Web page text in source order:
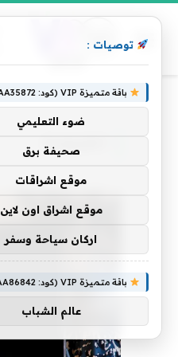
الرئيسية » تلفزيونية
تلفزيونية
توصيات :
باقة متميزة VIP (كود: AA35872):
ضوء التعليمي
صحيفة برق
موقع اشراقات
موقع اشراق اون لاين
اركان سياحة وسفر
باقة متميزة VIP (كود: AA86842):
عالم الشباب